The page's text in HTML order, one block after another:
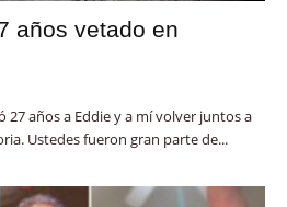
años vetado en
27 años a Eddie y a mí volver juntos a
Ustedes fueron gran parte de...